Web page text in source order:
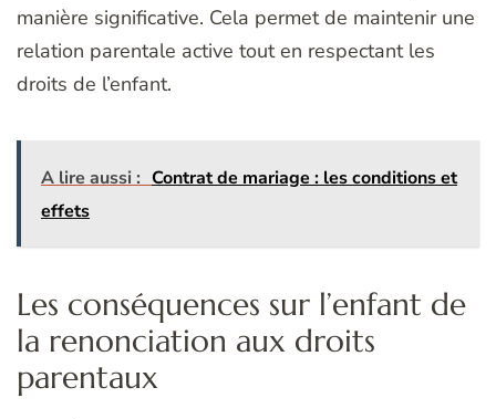
manière significative. Cela permet de maintenir une
relation parentale active tout en respectant les
droits de l’enfant.
A lire aussi : Contrat de mariage : les conditions et
effets
Les conséquences sur l’enfant de
la renonciation aux droits
parentaux